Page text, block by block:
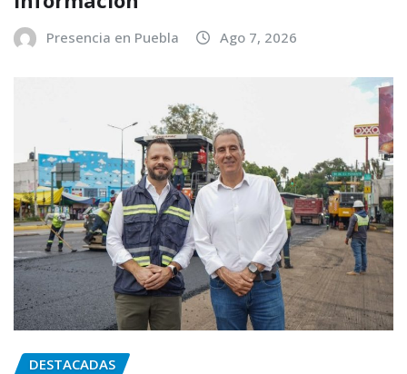
Presencia en Puebla Ago 7, 2026
DESTACADAS